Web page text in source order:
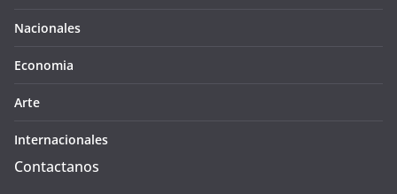
Nacionales
Economia
Arte
Internacionales
Contactanos